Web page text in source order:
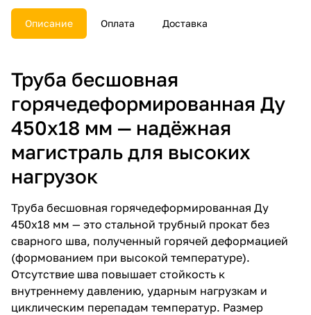
Описание Оплата Доставка
Труба бесшовная
горячедеформированная Ду
450х18 мм — надёжная
магистраль для высоких
нагрузок
Труба бесшовная горячедеформированная Ду
450х18 мм — это стальной трубный прокат без
сварного шва, полученный горячей деформацией
(формованием при высокой температуре).
Отсутствие шва повышает стойкость к
внутреннему давлению, ударным нагрузкам и
циклическим перепадам температур. Размер